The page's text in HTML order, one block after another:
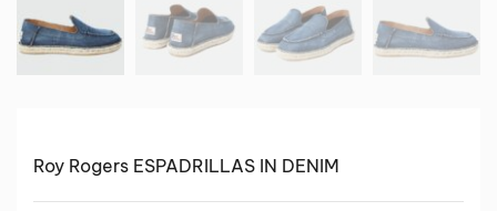
Roy Rogers ESPADRILLAS IN DENIM